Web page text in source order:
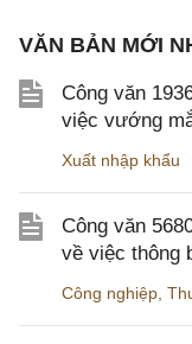
VĂN BẢN MỚI
Công văn
việc vướng
Xuất nhập khẩu
Công văn
về việc thông
Công nghiệp